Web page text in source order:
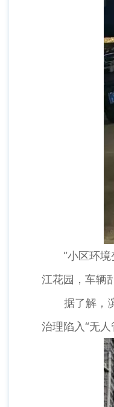
“小区环境变
江花园，车辆
据了解，滨
治理陷入“无